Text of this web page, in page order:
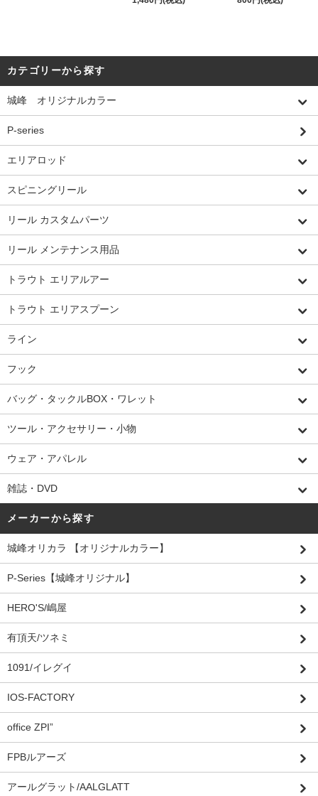
カテゴリーから探す
城峰 オリジナルカラー
P-series
エリアロッド
スピニングリール
リール カスタムパーツ
リール メンテナンス用品
トラウト エリアルアー
トラウト エリアスプーン
ライン
フック
バッグ・タックルBOX・ワレット
ツール・アクセサリー・小物
ウェア・アパレル
雑誌・DVD
メーカーから探す
城峰オリカラ 【オリジナルカラー】
P-Series【城峰オリジナル】
HERO'S/嶋屋
有頂天/ツネミ
1091/イレグイ
IOS-FACTORY
office ZPI”
FPBルアーズ
アールグラット/AALGLATT